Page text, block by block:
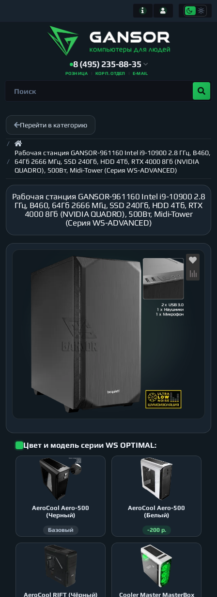
8 (495) 235-88-35
РОЗНИЦА КОРП. ОТДЕЛ E-MAIL
Перейти в категорию
Рабочая станция GANSOR-961160 Intel i9-10900 2.8 ГГц, B460,
64Гб 2666 МГц, SSD 240Гб, HDD 4Тб, RTX 4000 8Гб (NVIDIA
QUADRO), 500Вт, Midi-Tower (Серия WS-ADVANCED)
Рабочая станция GANSOR-961160 Intel i9-10900 2.8
ГГц, B460, 64Гб 2666 МГц, SSD 240Гб, HDD 4Тб, RTX
4000 8Гб (NVIDIA QUADRO), 500Вт, Midi-Tower
(Серия WS-ADVANCED)
Цвет и модель серии WS OPTIMAL:
AeroСool Aero-500
(Черный)
Базовый
AeroСool Aero-500
(Белый)
-200 р.
AeroСool RIFT (Чёрный)
Cooler Master MasterBox